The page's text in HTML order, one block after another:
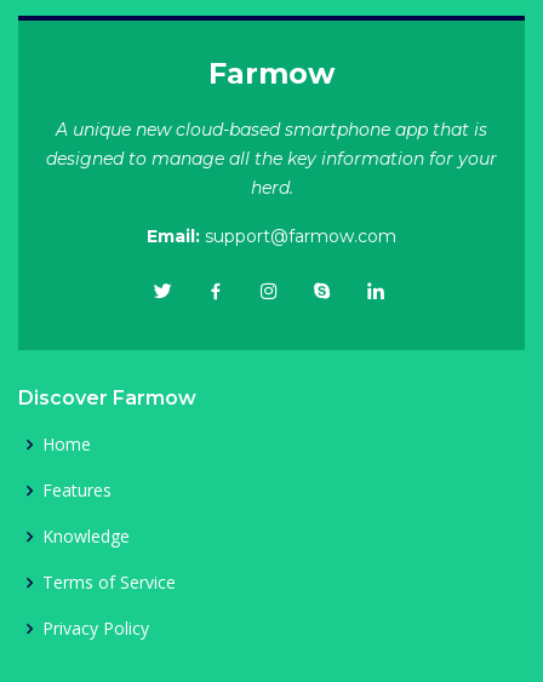
Farmow
A unique new cloud-based smartphone app that is
designed to manage all the key information for your
herd.
Email: support@farmow.com
Discover Farmow
Home
Features
Knowledge
Terms of Service
Privacy Policy